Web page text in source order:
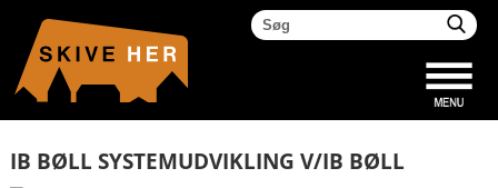
IB BØLL SYSTEMUDVIKLING V/IB BØLL